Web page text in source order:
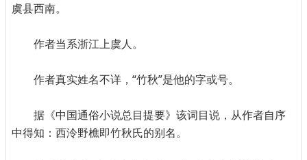
虞县西南。
作者当系浙江上虞人。
作者真实姓名不详，“竹秋”是他的字或号。
据《中国通俗小说总目提要》该词目说，从作者自序
中得知：西泠野樵即竹秋氏的别名。